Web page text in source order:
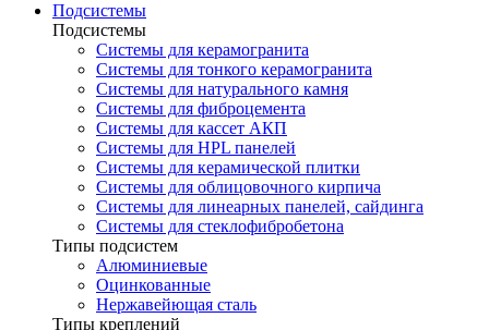
Подсистемы
Подсистемы
Системы для керамогранита
Системы для тонкого керамогранита
Системы для натурального камня
Системы для фиброцемента
Системы для кассет АКП
Системы для HPL панелей
Системы для керамической плитки
Системы для облицовочного кирпича
Системы для линеарных панелей, сайдинга
Системы для стеклофибробетона
Типы подсистем
Алюминиевые
Оцинкованные
Нержавейющая сталь
Типы креплений